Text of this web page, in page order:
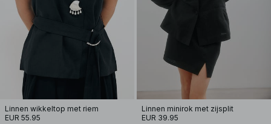
Linnen wikkeltop met riem
EUR 55.95
Linnen minirok met zijsplit
EUR 39.95